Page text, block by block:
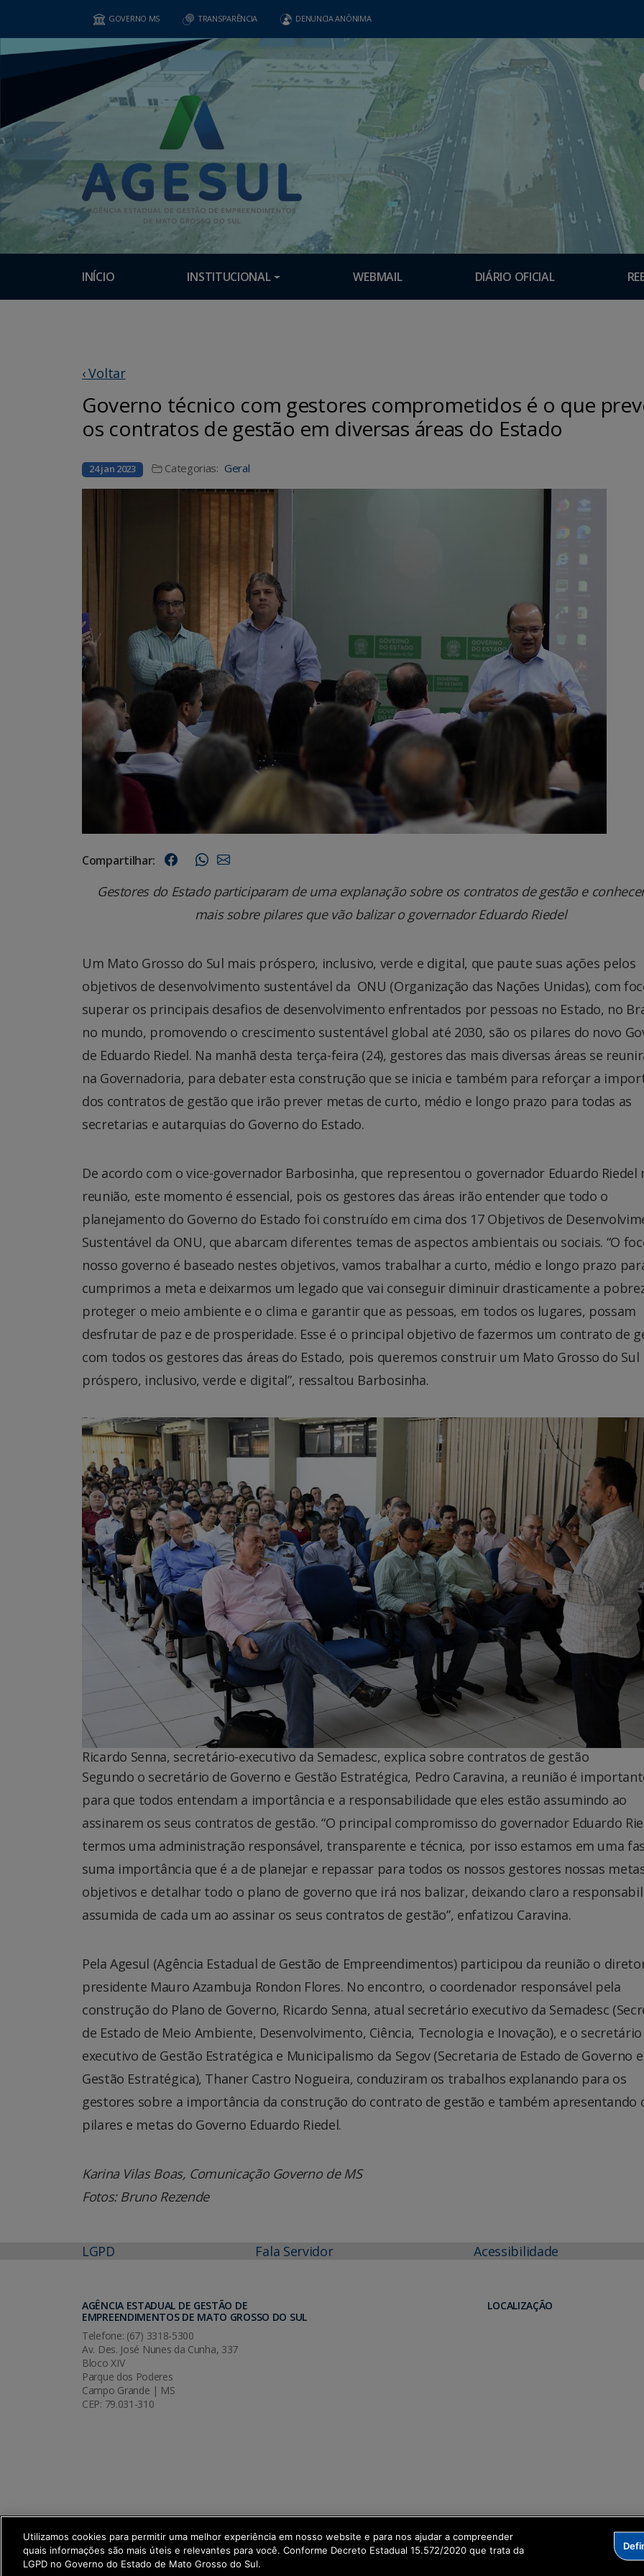
GOVERNO MS TRANSPARÊNCIA DENUNCIA ANÔNIMA
INÍCIO INSTITUCIONAL WEBMAIL DIÁRIO OFICIAL
‹ Voltar
Governo técnico com gestores comprometidos é o que
os contratos de gestão em diversas áreas do Estado
24 jan 2023 Categorias: Geral
Compartilhar:
Gestores do Estado participaram de uma explanação sobre os contratos de gestão e
mais sobre pilares que vão balizar o governador Eduardo Riedel
Um Mato Grosso do Sul mais próspero, inclusivo, verde e digital, que paute suas ações pelos
objetivos de desenvolvimento sustentável da ONU (Organização das Nações Unidas), com
superar os principais desafios de desenvolvimento enfrentados por pessoas no Estado, no
no mundo, promovendo o crescimento sustentável global até 2030, são os pilares do novo
de Eduardo Riedel. Na manhã desta terça-feira (24), gestores das mais diversas áreas se
na Governadoria, para debater esta construção que se inicia e também para reforçar a
dos contratos de gestão que irão prever metas de curto, médio e longo prazo para todas as
secretarias e autarquias do Governo do Estado.
De acordo com o vice-governador Barbosinha, que representou o governador Eduardo Riedel
reunião, este momento é essencial, pois os gestores das áreas irão entender que todo o
planejamento do Governo do Estado foi construído em cima dos 17 Objetivos de
Sustentável da ONU, que abarcam diferentes temas de aspectos ambientais ou sociais. “O
nosso governo é baseado nestes objetivos, vamos trabalhar a curto, médio e longo prazo
cumprimos a meta e deixarmos um legado que vai conseguir diminuir drasticamente a
proteger o meio ambiente e o clima e garantir que as pessoas, em todos os lugares, possam
desfrutar de paz e de prosperidade. Esse é o principal objetivo de fazermos um contrato de
com todos os gestores das áreas do Estado, pois queremos construir um Mato Grosso do Sul
próspero, inclusivo, verde e digital”, ressaltou Barbosinha.
Ricardo Senna, secretário-executivo da Semadesc, explica sobre contratos de gestão
Segundo o secretário de Governo e Gestão Estratégica, Pedro Caravina, a reunião é
para que todos entendam a importância e a responsabilidade que eles estão assumindo ao
assinarem os seus contratos de gestão. “O principal compromisso do governador Eduardo
termos uma administração responsável, transparente e técnica, por isso estamos em uma
suma importância que é a de planejar e repassar para todos os nossos gestores nossas
objetivos e detalhar todo o plano de governo que irá nos balizar, deixando claro a
assumida de cada um ao assinar os seus contratos de gestão”, enfatizou Caravina.
Pela Agesul (Agência Estadual de Gestão de Empreendimentos) participou da reunião o
presidente Mauro Azambuja Rondon Flores. No encontro, o coordenador responsável pela
construção do Plano de Governo, Ricardo Senna, atual secretário executivo da Semadesc
de Estado de Meio Ambiente, Desenvolvimento, Ciência, Tecnologia e Inovação), e o secretário
executivo de Gestão Estratégica e Municipalismo da Segov (Secretaria de Estado de Governo e
Gestão Estratégica), Thaner Castro Nogueira, conduziram os trabalhos explanando para os
gestores sobre a importância da construção do contrato de gestão e também apresentando
pilares e metas do Governo Eduardo Riedel.
Karina Vilas Boas, Comunicação Governo de MS
Fotos: Bruno Rezende
LGPD Fala Servidor Acessibilidade
AGÊNCIA ESTADUAL DE GESTÃO DE
EMPREENDIMENTOS DE MATO GROSSO DO SUL
Telefone: (67) 3318-5300
Av. Des. José Nunes da Cunha, 337
Bloco XIV
Parque dos Poderes
Campo Grande | MS
CEP: 79.031-310
LOCALIZAÇÃO
SETDIG | Secretaria-Executiva de Transformação Digital
Utilizamos cookies para permitir uma melhor experiência em nosso website e para nos ajudar a compreender
quais informações são mais úteis e relevantes para você. Conforme Decreto Estadual 15.572/2020 que trata da
LGPD no Governo do Estado de Mato Grosso do Sul.